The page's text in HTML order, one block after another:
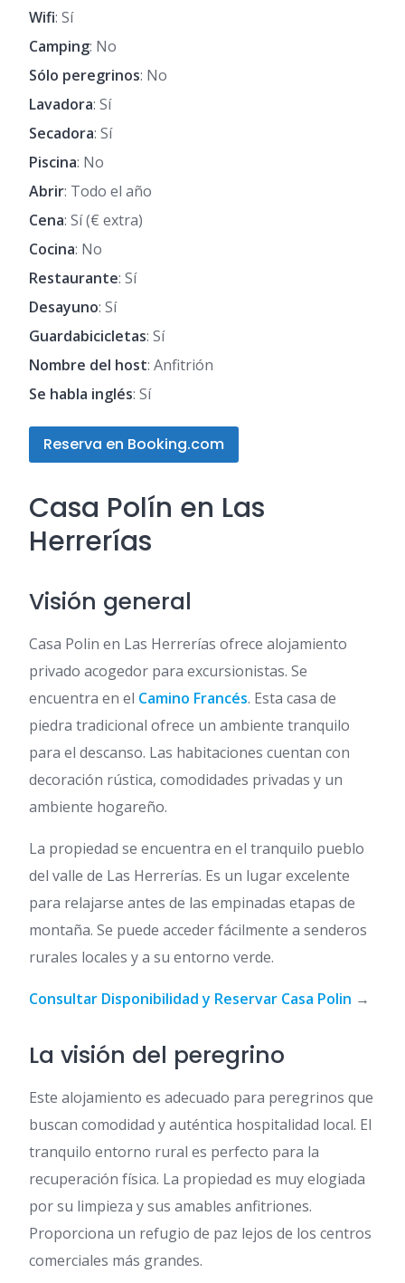
Wifi: Sí
Camping: No
Sólo peregrinos: No
Lavadora: Sí
Secadora: Sí
Piscina: No
Abrir: Todo el año
Cena: Sí (€ extra)
Cocina: No
Restaurante: Sí
Desayuno: Sí
Guardabicicletas: Sí
Nombre del host: Anfitrión
Se habla inglés: Sí
Reserva en Booking.com
Casa Polín en Las
Herrerías
Visión general
Casa Polin en Las Herrerías ofrece alojamiento
privado acogedor para excursionistas. Se
encuentra en el Camino Francés. Esta casa de
piedra tradicional ofrece un ambiente tranquilo
para el descanso. Las habitaciones cuentan con
decoración rústica, comodidades privadas y un
ambiente hogareño.
La propiedad se encuentra en el tranquilo pueblo
del valle de Las Herrerías. Es un lugar excelente
para relajarse antes de las empinadas etapas de
montaña. Se puede acceder fácilmente a senderos
rurales locales y a su entorno verde.
Consultar Disponibilidad y Reservar Casa Polin →
La visión del peregrino
Este alojamiento es adecuado para peregrinos que
buscan comodidad y auténtica hospitalidad local. El
tranquilo entorno rural es perfecto para la
recuperación física. La propiedad es muy elogiada
por su limpieza y sus amables anfitriones.
Proporciona un refugio de paz lejos de los centros
comerciales más grandes.